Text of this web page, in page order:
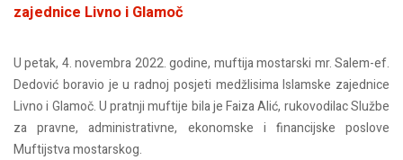
zajednice Livno i Glamoč
U petak, 4. novembra 2022. godine, muftija mostarski mr. Salem-ef.
Dedović boravio je u radnoj posjeti medžlisima Islamske zajednice
Livno i Glamoč. U pratnji muftije bila je Faiza Alić, rukovodilac Službe
za pravne, administrativne, ekonomske i financijske poslove
Muftijstva mostarskog.